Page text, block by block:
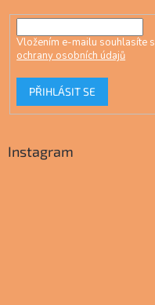
Vložením e-mailu souhlasíte s
ochrany osobních údajů
PŘIHLÁSIT SE
Instagram